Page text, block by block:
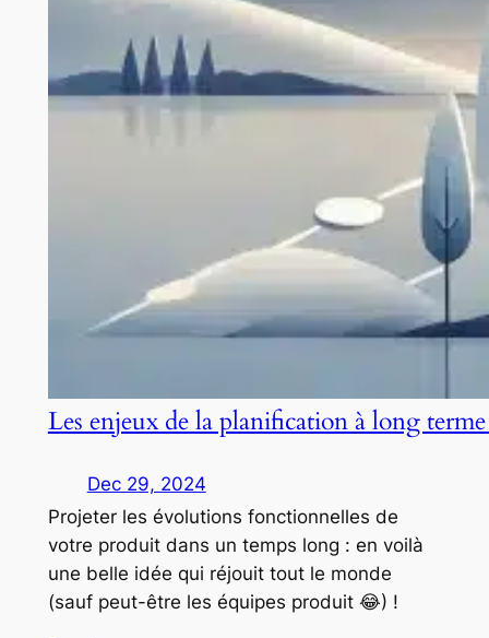
Les enjeux de la planification à long
Dec 29, 2024
Projeter les évolutions fonctionnelles de
votre produit dans un temps long : en voilà
une belle idée qui réjouit tout le monde
(sauf peut-être les équipes produit 😂) !